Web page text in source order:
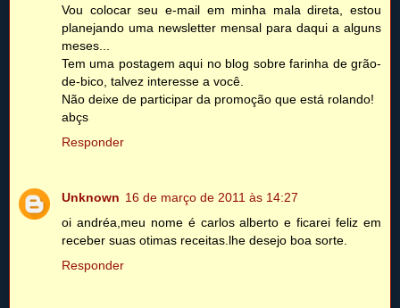
Vou colocar seu e-mail em minha mala direta, estou
planejando uma newsletter mensal para daqui a alguns
meses...
Tem uma postagem aqui no blog sobre farinha de grão-
de-bico, talvez interesse a você.
Não deixe de participar da promoção que está rolando!
abçs
Responder
Unknown 16 de março de 2011 às 14:27
oi andréa,meu nome é carlos alberto e ficarei feliz em
receber suas otimas receitas.lhe desejo boa sorte.
Responder